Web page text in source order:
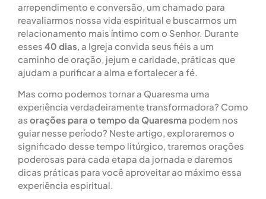
arrependimento e conversão, um chamado para
reavaliarmos nossa vida espiritual e buscarmos um
relacionamento mais íntimo com o Senhor. Durante
esses 40 dias , a Igreja convida seus fiéis a um
caminho de oração, jejum e caridade, práticas que
ajudam a purificar a alma e fortalecer a fé.
Mas como podemos tornar a Quaresma uma
experiência verdadeiramente transformadora? Como
as orações para o tempo da Quaresma podem nos
guiar nesse período? Neste artigo, exploraremos o
significado desse tempo litúrgico, traremos orações
poderosas para cada etapa da jornada e daremos
dicas práticas para você aproveitar ao máximo essa
experiência espiritual.